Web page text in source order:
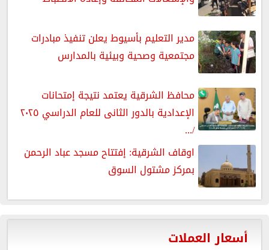
مدير التعليم بأسيوط يعلن تنفيذ مبادرات
مجتمعية وصحية وبيئية بالمدارس
محافظ الشرقية يعتمد نتيجة إمتحانات
الإعدادية بالدور الثانى للعام الدراسي ٢٠٢٥
/...
اوقاف الشرقية: إفتتاح مسجد عباد الرحمن
بمركز مشتول السوق
أسعار العملات